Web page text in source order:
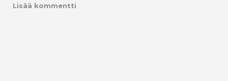
Lisää kommentti